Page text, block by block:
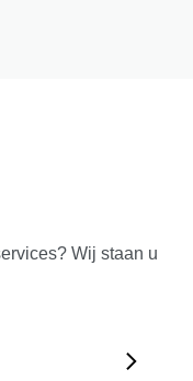
Wij staan u